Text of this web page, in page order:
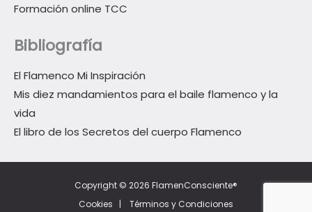
Formación online TCC
Bibliografía
El Flamenco Mi Inspiración
Mis diez mandamientos para el baile flamenco y la
vida
El libro de los Secretos del cuerpo Flamenco
Copyright © 2026 FlamenConsciente®
Cookies | Términos y Condiciones